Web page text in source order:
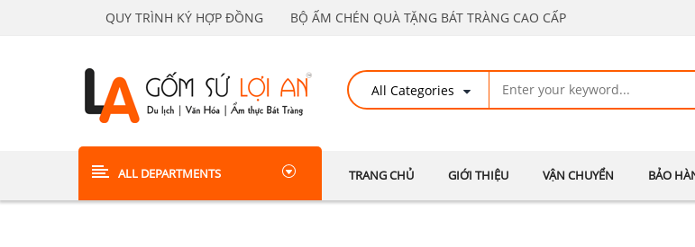
QUY TRÌNH KÝ HỢP ĐỒNG BỘ ẤM CHÉN QUÀ TẶNG BÁT TRÀNG CAO CẤP
ALL DEPARTMENTS TRANG CHỦ GIỚI THIỆU VẬN CHUYỂN BẢO